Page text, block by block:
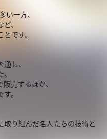
い一方、
、
です。
し、
売するほか、
。
取り組んだ名人たちの技術と